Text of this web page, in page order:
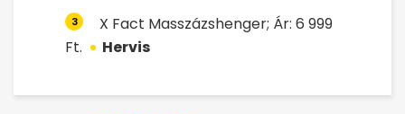
3
X Fact Masszázshenger; Ár: 6 999
Ft.
Hervis